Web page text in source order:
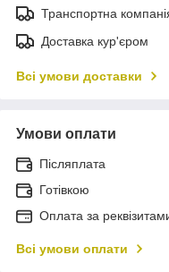
Транспортна
Доставка кур'єром
Всі умови доставки
Умови оплати
Післяплата
Готівкою
Оплата за
Всі умови оплати